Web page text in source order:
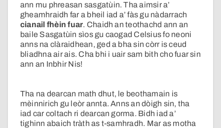
ann mu phreasan sasgatùin. Tha aimsir a’
gheamhraidh far a bheil iad a’ fàs gu nàdarrach
cianail fhèin fuar. Chaidh an teothachd ann an
baile Sasgatùin sìos gu caogad Celsius fo neoni
anns na clàraidhean, ged a bha sin còrr is ceud
bliadhna air ais. Cha bhi i uair sam bith cho fuar sin
ann an Inbhir Nis!
Tha na dearcan math dhut, le beothamain is
mèinnirich gu leòr annta. Anns an dòigh sin, tha
iad car coltach ri dearcan gorma. Bidh iad a’
tighinn abaich tràth as t-samhradh. Mar as motha